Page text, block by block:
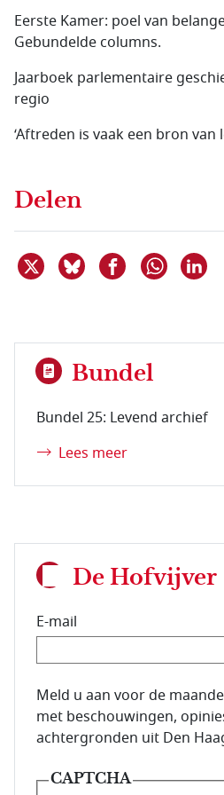
Eerste Kamer: poel van
Gebundelde columns.
Jaarboek parlementaire
regio
‘Aftreden is vaak een bron van
Delen
Deel dit item op X
Deel dit item op
Deel dit item
Delen via
Bundel
Bundel 25: Levend archief
Lees meer
De Hofvijver
E-mail
E-mailadres van de
Meld u aan voor de
met beschouwingen,
achtergronden uit Den
CAPTCHA